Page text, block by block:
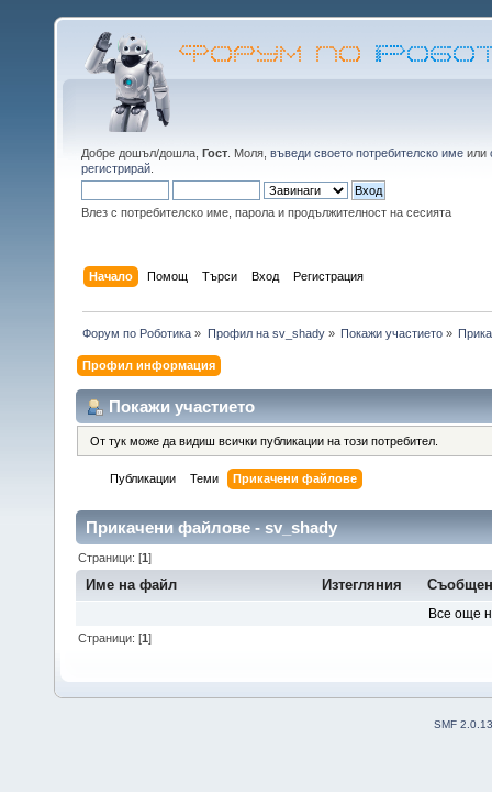
Добре дошъл/дошла, Гост . Моля, въведи своето потребителско име или
регистрирай
Влез с потребителско име, парола и продължителност на сесията
Начало Помощ Търси Вход Регистрация
Форум по Роботика » Профил на sv_shady» Покажи участието»
Профил информация
Покажи участието
От тук може да видиш всички публикации на този потребител.
Публикации Теми Прикачени файлове
Прикачени файлове - sv_shady
Страници: [1]
Име на файл Изтегляния
Все още
Страници: [1]
SMF 2.0.13